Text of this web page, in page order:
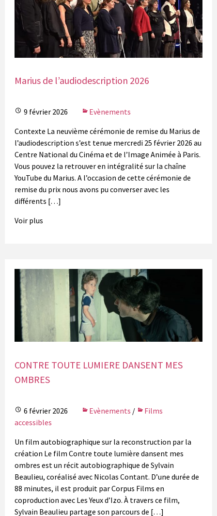
Marius de l’audiodescription 2026
9 février 2026
Evènements
Contexte La neuvième cérémonie de remise du Marius de
l’audiodescription s’est tenue mercredi 25 février 2026 au
Centre National du Cinéma et de l’Image Animée à Paris.
Vous pouvez la retrouver en intégralité sur la chaîne
YouTube du Marius. A l’occasion de cette cérémonie de
remise du prix nous avons pu converser avec les
différents […]
Voir plus
CONTRE TOUTE LUMIERE DANSENT MES
OMBRES
6 février 2026 Evènements /
Films
accessibles
Un film autobiographique sur la reconstruction par la
création Le film Contre toute lumière dansent mes
ombres est un récit autobiographique de Sylvain
Beaulieu, coréalisé avec Nicolas Contant. D’une durée de
88 minutes, il est produit par Corpus Films en
coproduction avec Les Yeux d’Izo. À travers ce film,
Sylvain Beaulieu partage son parcours de […]